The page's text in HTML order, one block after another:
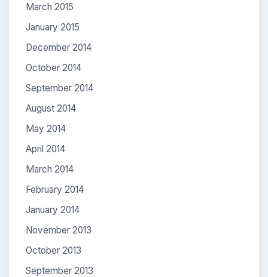
March 2015
January 2015
December 2014
October 2014
September 2014
August 2014
May 2014
April 2014
March 2014
February 2014
January 2014
November 2013
October 2013
September 2013